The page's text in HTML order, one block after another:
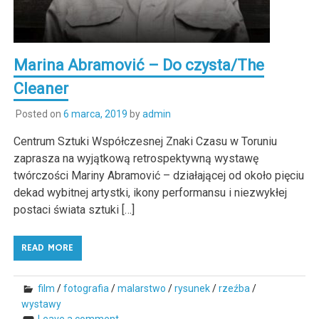
Marina Abramović – Do czysta/The
Cleaner
Posted on 6 marca, 2019 byadmin
Centrum Sztuki Współczesnej Znaki Czasu w Toruniu
zaprasza na wyjątkową retrospektywną wystawę
twórczości Mariny Abramović – działającej od około pięciu
dekad wybitnej artystki, ikony performansu i niezwykłej
postaci świata sztuki […]
READ MORE
film /fotografia/malarstwo /rysunek/rzeźba/
wystawy